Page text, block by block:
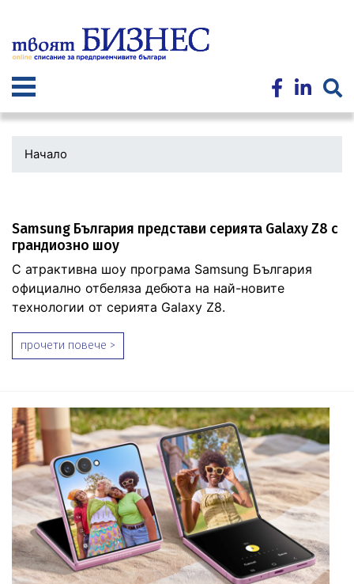
към
основното
Начало
Samsung България представи серията Galaxy Z8 с
грандиозно шоу
С атрактивна шоу програма Samsung България
официално отбеляза дебюта на най-новите
технологии от серията Galaxy Z8.
прочети повече >